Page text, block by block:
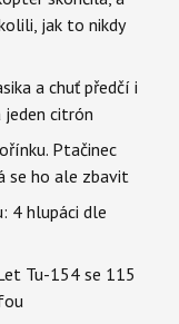
jak to nikdy
a chuť předčí i
citrón
Ptačinec
se ho ale zbavit
4 hlupáci dle
Tu-154 se 115